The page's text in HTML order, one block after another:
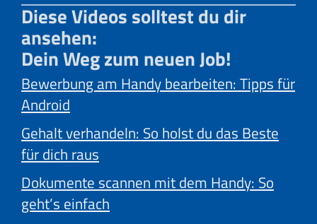
Diese Videos solltest du dir
ansehen:
Dein Weg zum neuen Job!
Bewerbung am Handy bearbeiten: Tipps für
Android
Gehalt verhandeln: So holst du das Beste
für dich raus
Dokumente scannen mit dem Handy: So
geht’s einfach